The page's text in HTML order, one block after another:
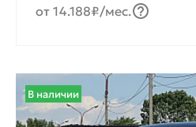
от 14.188₽/мес.
В наличии